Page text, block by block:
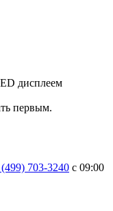
дисплеем
первым.
703-3240 с 09:00